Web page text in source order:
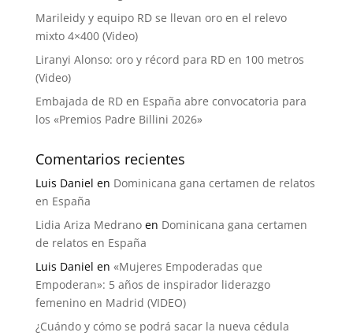
Marileidy y equipo RD se llevan oro en el relevo
mixto 4×400 (Video)
Liranyi Alonso: oro y récord para RD en 100 metros
(Video)
Embajada de RD en España abre convocatoria para
los «Premios Padre Billini 2026»
Comentarios recientes
Luis Daniel en Dominicana gana certamen de relatos
en España
Lidia Ariza Medranoen Dominicana gana certamen
de relatos en España
Luis Daniel en «Mujeres Empoderadas que
Empoderan»: 5 años de inspirador liderazgo
femenino en Madrid (VIDEO)
¿Cuándo y cómo se podrá sacar la nueva cédula